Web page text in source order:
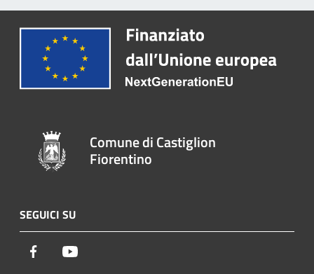
Comune di Castiglion
Fiorentino
SEGUICI SU
Facebook